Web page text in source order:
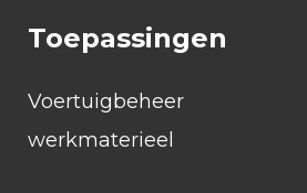
Toepassingen
Voertuigbeheer
werkmaterieel